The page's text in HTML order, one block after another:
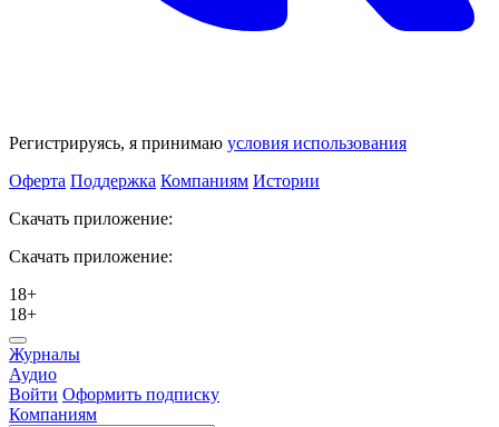
Регистрируясь, я принимаю условия использования
Оферта Поддержка Компаниям Истории
Скачать приложение:
Скачать приложение:
18+
18+
Журналы
Аудио
Войти Оформить подписку
Компаниям